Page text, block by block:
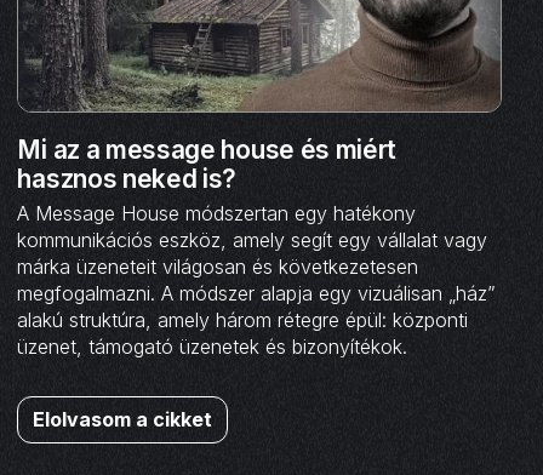
Mi az a message house és miért
hasznos neked is?
A Message House módszertan egy hatékony
kommunikációs eszköz, amely segít egy vállalat vagy
márka üzeneteit világosan és következetesen
megfogalmazni. A módszer alapja egy vizuálisan „ház”
alakú struktúra, amely három rétegre épül: központi
üzenet, támogató üzenetek és bizonyítékok.
Elolvasom a cikket